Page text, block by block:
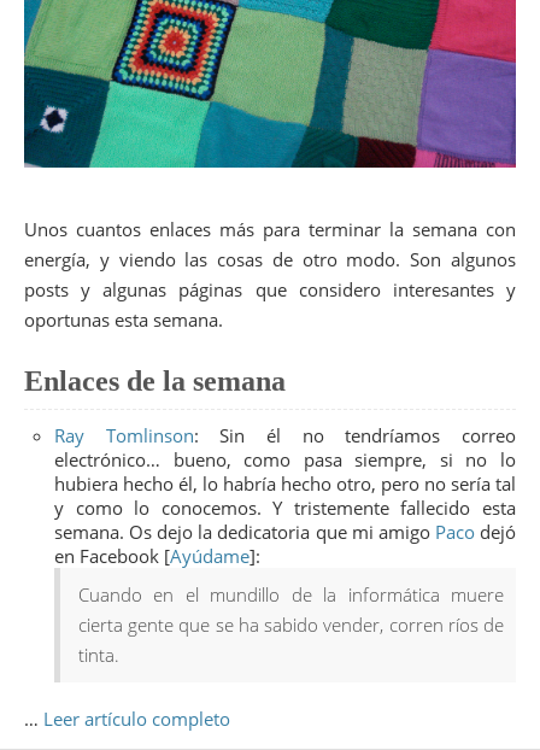
Unos cuantos enlaces más para terminar la semana con
energía, y viendo las cosas de otro modo. Son algunos
posts y algunas páginas que considero interesantes y
oportunas esta semana.
Enlaces de la semana
Ray Tomlinson: Sin él no tendríamos correo
electrónico… bueno, como pasa siempre, si no lo
hubiera hecho él, lo habría hecho otro, pero no sería tal
y como lo conocemos. Y tristemente fallecido esta
semana. Os dejo la dedicatoria que mi amigo Pacodejó
en Facebook [Ayúdame]:
Cuando en el mundillo de la informática muere
cierta gente que se ha sabido vender, corren ríos de
tinta.
… Leer artículo completo